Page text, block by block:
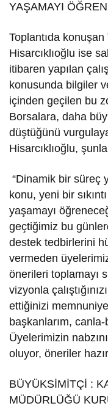
YAŞAMAYI
Toplantıda
Hisarcıklıoğlu ise
itibaren yapılan
konusunda bilgiler
içinden geçilen bu
Borsalara, daha
düştüğünü
Hisarcıklıoğlu,
“Dinamik bir süreç
konu, yeni bir
yaşamayı
geçtiğimiz bu
destek tedbirlerini
vermeden
önerileri toplamayı
vizyonla
ettiğinizi
başkanlarım,
Üyelerimizin
oluyor, öneriler
BÜYÜKSİMİTÇİ :
MÜDÜRLÜĞÜ